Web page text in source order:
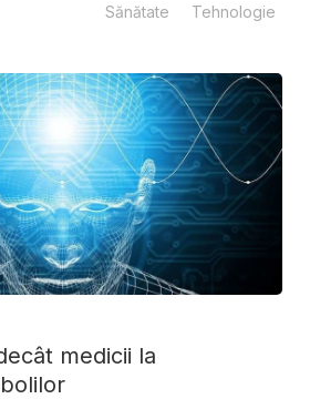
Sănătate Tehnologie
medicii la